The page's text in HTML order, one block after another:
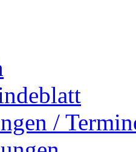
/